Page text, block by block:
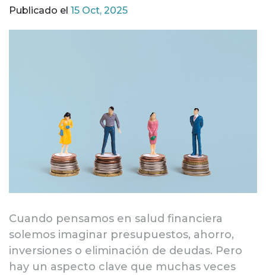
Publicado el 15 Oct, 2025
Cuando pensamos en salud financiera
solemos imaginar presupuestos, ahorro,
inversiones o eliminación de deudas. Pero
hay un aspecto clave que muchas veces